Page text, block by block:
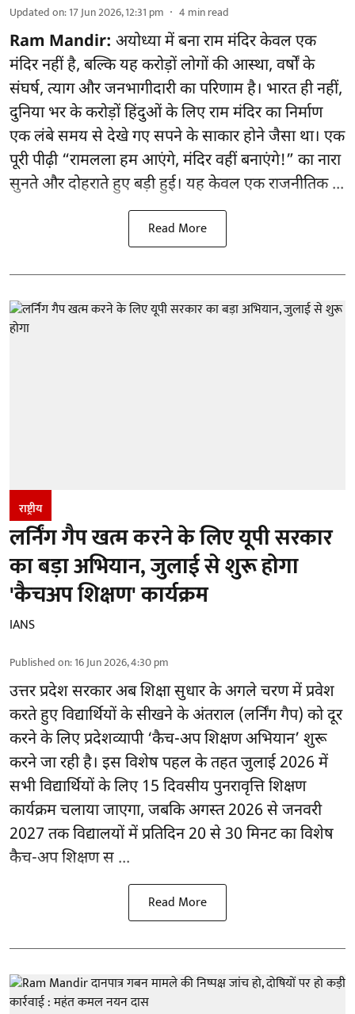
Updated on:17 Jun 2026, 12:31 pm 4 min read
Ram Mandir: अयोध्या में बना राम मंदिर केवल एक
मंदिर नहीं है, बल्कि यह करोड़ों लोगों की आस्था, वर्षों के
संघर्ष, त्याग और जनभागीदारी का परिणाम है। भारत ही नहीं,
दुनिया भर के करोड़ों हिंदुओं के लिए राम मंदिर का निर्माण
एक लंबे समय से देखे गए सपने के साकार होने जैसा था। एक
पूरी पीढ़ी “रामलला हम आएंगे, मंदिर वहीं बनाएंगे!” का नारा
सुनते और दोहराते हुए बड़ी हुई। यह केवल एक राजनीतिक ...
Read More
राष्ट्रीय
लर्निंग गैप खत्म करने के लिए यूपी सरकार
का बड़ा अभियान, जुलाई से शुरू होगा
'कैचअप शिक्षण' कार्यक्रम
IANS
Published on:16 Jun 2026, 4:30 pm
उत्तर प्रदेश सरकार अब शिक्षा सुधार के अगले चरण में प्रवेश
करते हुए विद्यार्थियों के सीखने के अंतराल (लर्निंग गैप) को दूर
करने के लिए प्रदेशव्यापी ‘कैच-अप शिक्षण अभियान’ शुरू
करने जा रही है। इस विशेष पहल के तहत जुलाई 2026 में
सभी विद्यार्थियों के लिए 15 दिवसीय पुनरावृत्ति शिक्षण
कार्यक्रम चलाया जाएगा, जबकि अगस्त 2026 से जनवरी
2027 तक विद्यालयों में प्रतिदिन 20 से 30 मिनट का विशेष
कैच-अप शिक्षण स ...
Read More